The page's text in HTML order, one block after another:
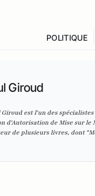
POLITIQUE
Giroud
Giroud est l'un des
d'Autorisation de Mise sur
de plusieurs livres, dont "